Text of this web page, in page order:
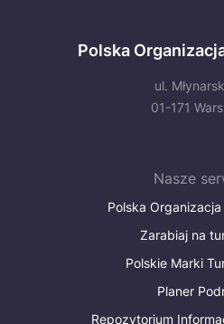
Polska
ul.
01-171
Nasze
Polska
Zarabiaj na
Polskie Marki
Planer
Repozytorium